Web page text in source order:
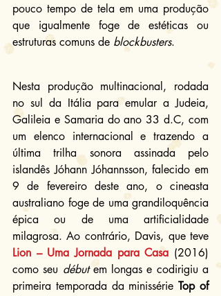
pouco tempo de tela em uma produção
que igualmente foge de estéticas ou
estruturas comuns de blockbusters.
Nesta produção multinacional, rodada
no sul da Itália para emular a Judeia,
Galileia e Samaria do ano 33 d.C, com
um elenco internacional e trazendo a
última trilha sonora assinada pelo
islandês Jóhann Jóhannsson, falecido em
9 de fevereiro deste ano, o cineasta
australiano foge de uma grandiloquência
épica ou de uma artificialidade
Lion – Uma Jornada para Casa (2016)
como seu début em longas e codirigiu a
primeira temporada da minissérie Top of